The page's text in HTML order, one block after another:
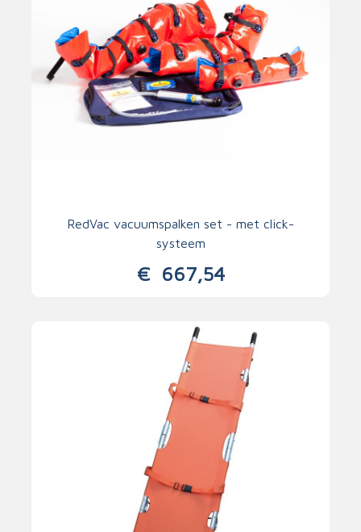
RedVac vacuumspalken set - met click-
systeem
€667,54